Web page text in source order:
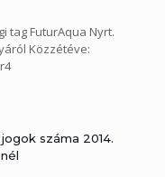
tag FuturAqua Nyrt.
Közzétéve:
száma 2014.